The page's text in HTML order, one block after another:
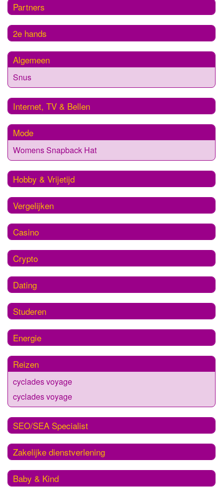
Partners
2e hands
Algemeen
Snus
Internet, TV & Bellen
Mode
Womens Snapback Hat
Hobby & Vrijetijd
Vergelijken
Casino
Crypto
Dating
Studeren
Energie
Reizen
cyclades voyage
cyclades voyage
SEO/SEA Specialist
Zakelijke dienstverlening
Baby & Kind